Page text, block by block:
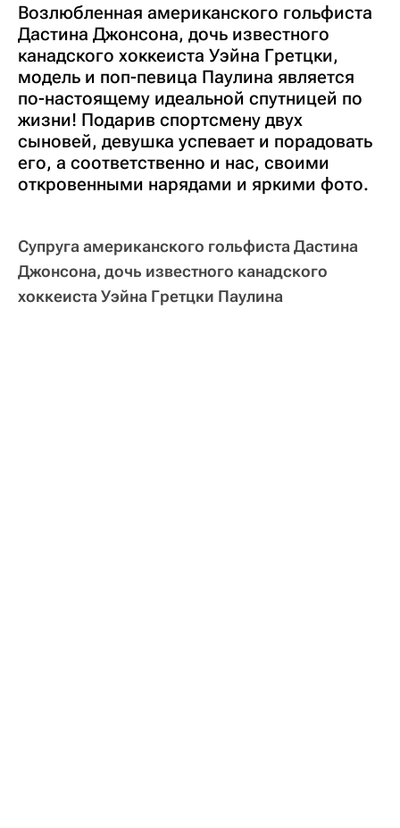
Возлюбленная американского гольфиста
Дастина Джонсона, дочь известного
канадского хоккеиста Уэйна Гретцки,
модель и поп-певица Паулина является
по-настоящему идеальной спутницей по
жизни! Подарив спортсмену двух
сыновей, девушка успевает и порадовать
его, а соответственно и нас, своими
откровенными нарядами и яркими фото.
Супруга американского гольфиста Дастина
Джонсона, дочь известного канадского
хоккеиста Уэйна Гретцки Паулина